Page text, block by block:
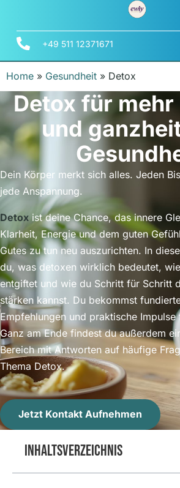
+49 511 12371671
Home » Gesundheit » Detox
Detox für mehr
und
Dein Körper merkt sich alles. Jeden
jede Anspannung.
Detoxist deine Chance, das innere
Klarheit, Energie und dem guten
Gutes zu tun neu auszurichten. In
du, was detoxen wirklich bedeutet,
entgiftet und wie du Schritt für Schritt
stärken kannst. Du bekommst
Empfehlungen und praktische
Ganz am Ende findest du außerdem
Bereich mit Antworten auf häufige
Thema Detox.
Jetzt Kontakt Aufnehmen
Inhaltsverzeichnis